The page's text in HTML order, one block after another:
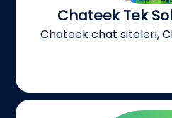
Chateek Tek
Chateek chat siteleri,